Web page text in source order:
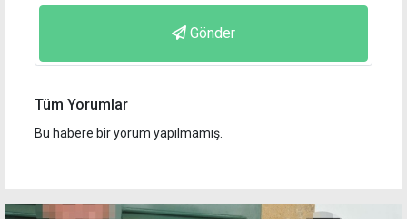
Gönder
Tüm Yorumlar
Bu habere bir yorum yapılmamış.